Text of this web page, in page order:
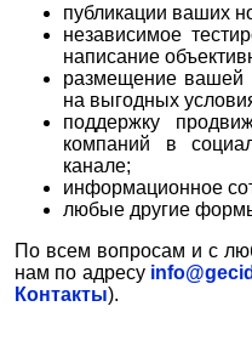
публикации ваших
независимое
написание
размещение вашей
на выгодных
поддержку
компаний в
канале;
информационное
любые другие
По всем вопросам и с
нам по адресу
Контакты).